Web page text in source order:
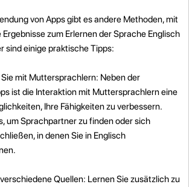
von Apps gibt es andere Methoden, mit
zum Erlernen der Sprache Englisch
sind einige praktische Tipps:
mit Muttersprachlern: Neben der
ist die Interaktion mit Muttersprachlern eine
Ihre Fähigkeiten zu verbessern.
um Sprachpartner zu finden oder sich
in denen Sie in Englisch
Quellen: Lernen Sie zusätzlich zu